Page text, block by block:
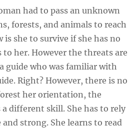
had to pass an unknown
forests, and animals to reach
she to survive if she has no
her. However the threats are
guide who was familiar with
Right? However, there is no
her orientation, the
different skill. She has to rely
strong. She learns to read